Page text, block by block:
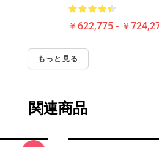
￥622,775 - ￥
もっと見る
関連商品